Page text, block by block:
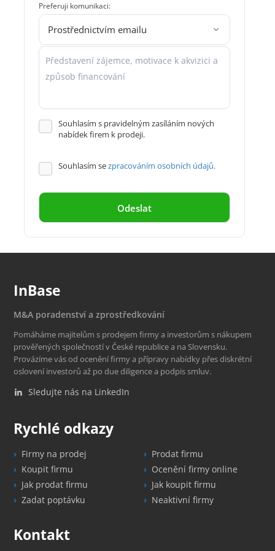
Preferuji komunikaci:
Souhlasím s pravidelným zasíláním nových
nabídek firem k prodeji.
Souhlasím sezpracováním osobních údajů.
InBase
M&A poradenství a zprostředkování
Pomáháme majitelům s prodejem firmy a investorům s nákupem
prověřených společností v České republice a na Slovensku.
Provázíme vás od ocenění firmy a přípravy nabídky přes diskrétní
oslovení investorů až po due diligence a podpis smluv.
Sledujte nás na LinkedIn
Rychlé odkazy
Firmy na prodej
Prodat firmu
Koupit firmu
Ocenění firmy online
Jak prodat firmu
Jak koupit firmu
Zadat poptávku
Neaktivní firmy
Kontakt